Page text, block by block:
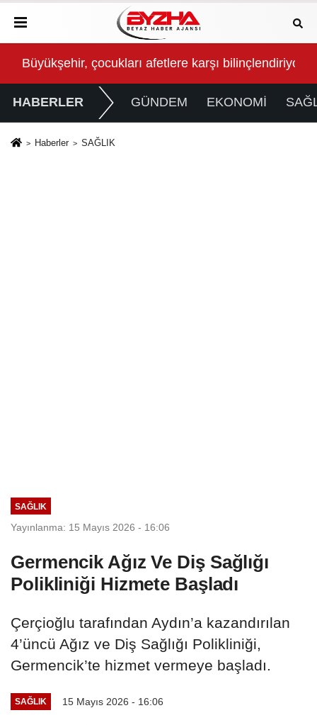
Büyükşehir, çocukları afetlere karşı bilinçlendiriyor
HABERLER GÜNDEM EKONOMİ
Haberler SAĞLIK
SAĞLIK
Yayınlanma: 15 Mayıs 2026 - 16:06
Germencik Ağız Ve Diş Sağlığı
Polikliniği Hizmete Başladı
Çerçioğlu tarafından Aydın’a kazandırılan
4’üncü Ağız ve Diş Sağlığı Polikliniği,
Germencik’te hizmet vermeye başladı.
SAĞLIK 15 Mayıs 2026 - 16:06